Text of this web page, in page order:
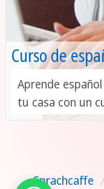
Curso de
Aprende
tu casa con un
Sprachcaffe